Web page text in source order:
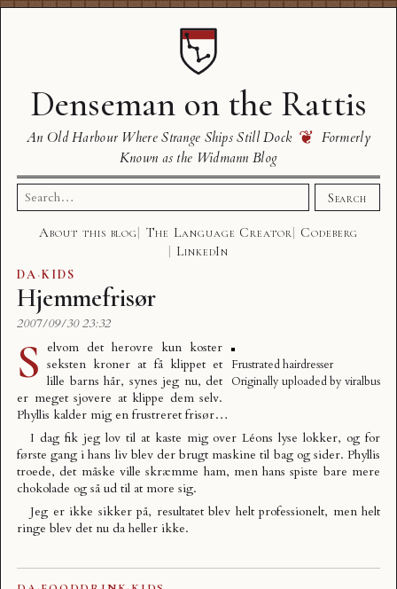
Denseman on the Rattis
An Old Harbour Where Strange Ships Still Dock ❦ Formerly
Known as the Widmann Blog
Search
for:
Search
About this blog The Language Creator
Codeberg
LinkedIn
DA·KIDS
Hjemmefrisør
2007/09/30 23:32
Frustrated hairdresser
Originally uploaded by viralbus
S elvom det herovre kun koster
seksten kroner at få klippet et
lille barns hår, synes jeg nu, det
er meget sjovere at klippe dem selv.
Phyllis kalder mig en frustreret frisør…
I dag fik jeg lov til at kaste mig over Léons lyse lokker, og for
første gang i hans liv blev der brugt maskine til bag og sider. Phyllis
troede, det måske ville skræmme ham, men hans spiste bare mere
chokolade og så ud til at more sig.
Jeg er ikke sikker på, resultatet blev helt professionelt, men helt
ringe blev det nu da heller ikke.